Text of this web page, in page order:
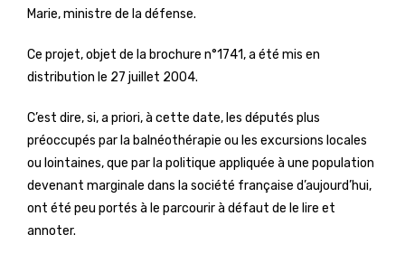
Marie, ministre de la défense.
Ce projet, objet de la brochure n°1741, a été mis en
distribution le 27 juillet 2004.
C’est dire, si, a priori, à cette date, les députés plus
préoccupés par la balnéothérapie ou les excursions locales
ou lointaines, que par la politique appliquée à une population
devenant marginale dans la société française d’aujourd’hui,
ont été peu portés à le parcourir à défaut de le lire et
annoter.